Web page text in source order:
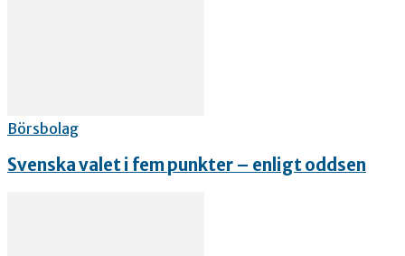
Börsbolag
Svenska valet i fem punkter – enligt oddsen